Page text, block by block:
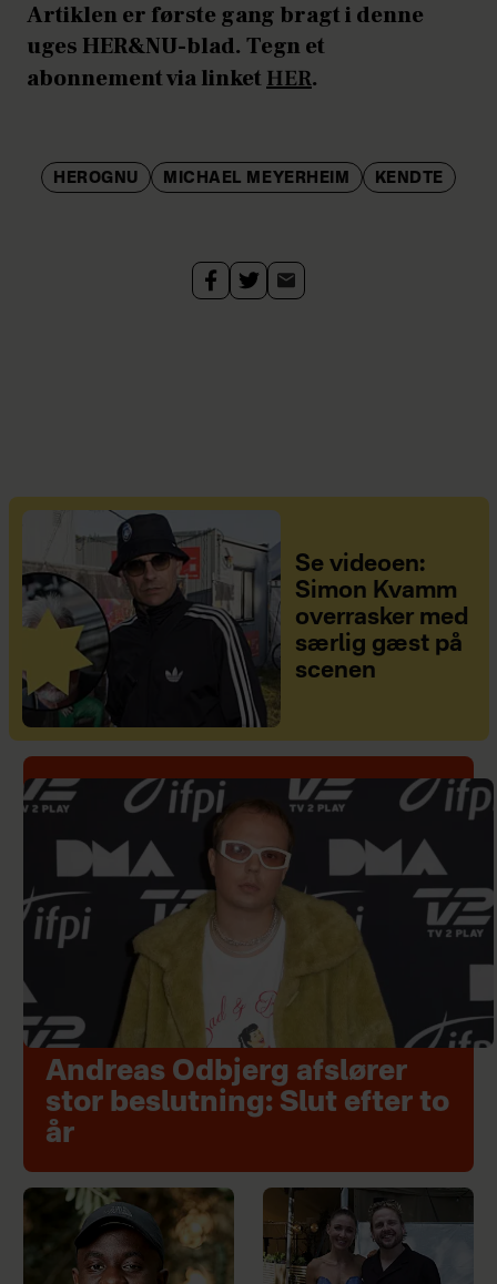
Artiklen er første gang bragt i denne
uges HER&NU-blad. Tegn et
abonnement via linketHER.
HEROGNU MICHAEL MEYERHEIM KENDTE
Se videoen:
Simon Kvamm
overrasker med
særlig gæst på
scenen
Andreas Odbjerg afslører
stor beslutning: Slut efter to
år